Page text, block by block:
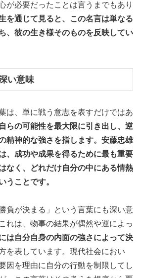
が必要だったことは言うまでもあり
を通じて見ると、この名言は単なる
、彼の生き様そのものを反映してい
い意味
は、単に戦う意志を表すだけではあ
らの可能性を最大限に引き出し、逆
精神的な強さを指します。安藤忠雄
、成功や成果を得るために最も重要
なく、どれだけ自分の中にある情熱
うことです。
負が決まる」という言葉にも深い意
れは、物事の結果が偶然や運によっ
は自分自身の内面の強さによって決
を表しています。現代社会におい
因を理由に自分の行動を制限してし